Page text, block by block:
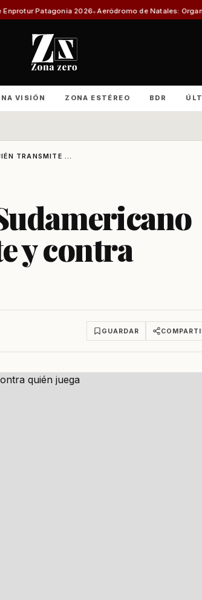
2026 Aeródromo de Natales: Organizaciones
VISIÓN ZONA ESTÉREO BDR
TRANSMITE ...
y contra
GUARDAR